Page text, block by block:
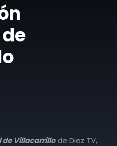
Villacarrillode Diez TV,